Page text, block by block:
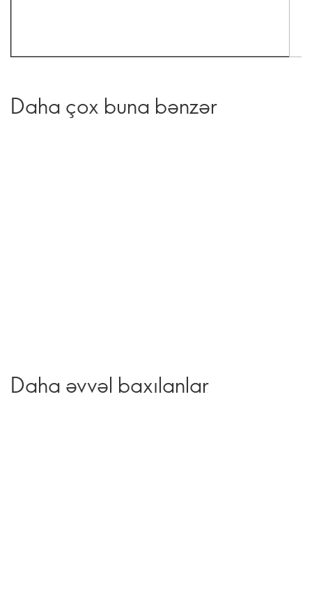
Daha çox buna bənzər
Daha əvvəl baxılanlar